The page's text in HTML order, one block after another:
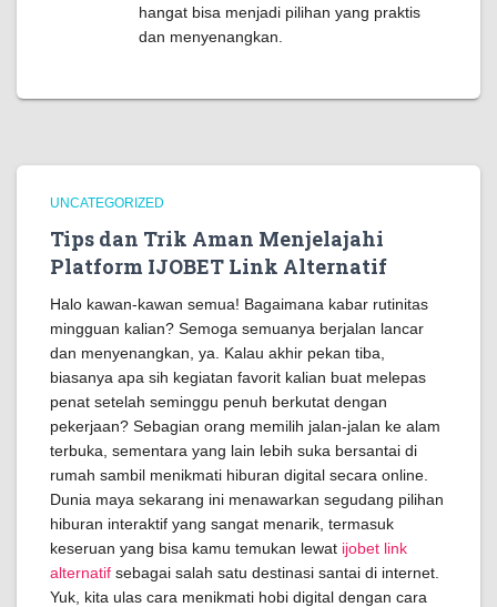
hangat bisa menjadi pilihan yang praktis
dan menyenangkan.
UNCATEGORIZED
Tips dan Trik Aman Menjelajahi
Platform IJOBET Link Alternatif
Halo kawan-kawan semua! Bagaimana kabar rutinitas
mingguan kalian? Semoga semuanya berjalan lancar
dan menyenangkan, ya. Kalau akhir pekan tiba,
biasanya apa sih kegiatan favorit kalian buat melepas
penat setelah seminggu penuh berkutat dengan
pekerjaan? Sebagian orang memilih jalan-jalan ke alam
terbuka, sementara yang lain lebih suka bersantai di
rumah sambil menikmati hiburan digital secara online.
Dunia maya sekarang ini menawarkan segudang pilihan
hiburan interaktif yang sangat menarik, termasuk
keseruan yang bisa kamu temukan lewat ijobet link
alternatif sebagai salah satu destinasi santai di internet.
Yuk, kita ulas cara menikmati hobi digital dengan cara